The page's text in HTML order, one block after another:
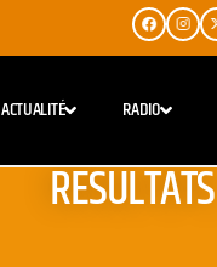
ACTUALITÉ RADIO
RESULTATS